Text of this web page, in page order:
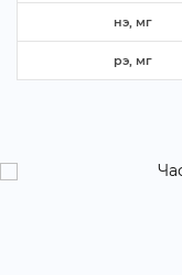
нэ, м
рэ, м